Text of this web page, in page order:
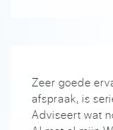
Zeer goede
afspraak, is
Adviseert wat